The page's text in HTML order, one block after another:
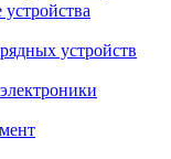
устройств